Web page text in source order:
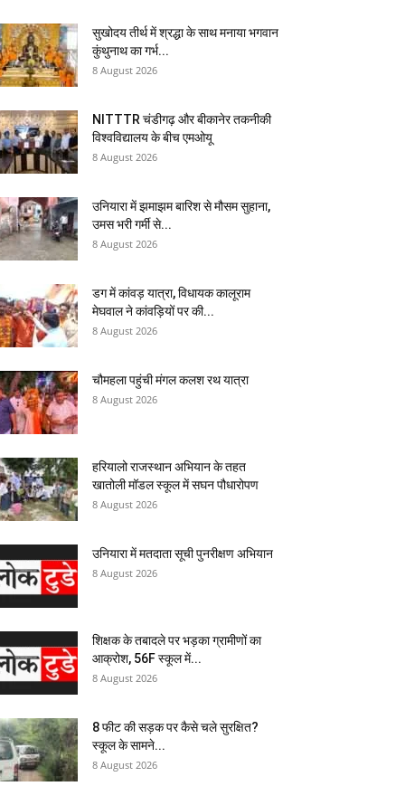
सुखोदय तीर्थ में श्रद्धा के साथ मनाया भगवान
कुंथुनाथ का गर्भ...
8 August 2026
NITTTR चंडीगढ़ और बीकानेर तकनीकी
विश्वविद्यालय के बीच एमओयू
8 August 2026
उनियारा में झमाझम बारिश से मौसम सुहाना,
उमस भरी गर्मी से...
8 August 2026
डग में कांवड़ यात्रा, विधायक कालूराम
मेघवाल ने कांवड़ियों पर की...
8 August 2026
चौमहला पहुंची मंगल कलश रथ यात्रा
8 August 2026
हरियालो राजस्थान अभियान के तहत
खातोली मॉडल स्कूल में सघन पौधारोपण
8 August 2026
उनियारा में मतदाता सूची पुनरीक्षण अभियान
8 August 2026
शिक्षक के तबादले पर भड़का ग्रामीणों का
आक्रोश, 56F स्कूल में...
8 August 2026
8 फीट की सड़क पर कैसे चले सुरक्षित?
स्कूल के सामने...
8 August 2026